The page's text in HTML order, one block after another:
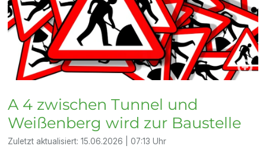
A 4 zwischen Tunnel und
Weißenberg wird zur Baustelle
Zuletzt aktualisiert:15.06.2026 | 07:13 Uhr